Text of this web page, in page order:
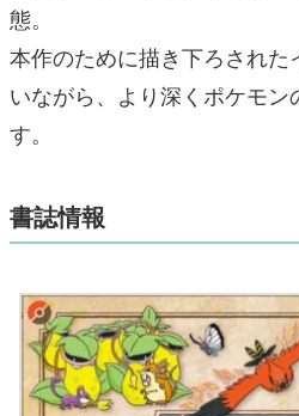
態。
本作のために描き下ろされ
いながら、より深くポケモン
す。
書誌情報